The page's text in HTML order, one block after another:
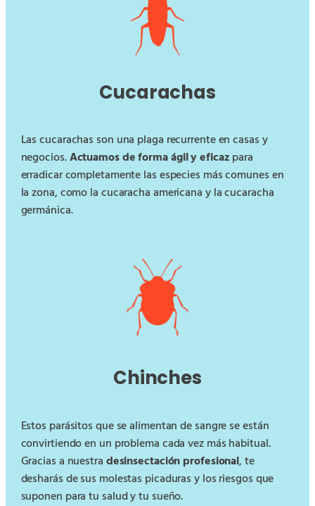
Cucarachas
Las cucarachas son una plaga recurrente en casas y
negocios.Actuamos de forma ágil y eficazpara
erradicar completamente las especies más comunes en
la zona, como la cucaracha americana y la cucaracha
germánica.
Chinches
Estos parásitos que se alimentan de sangre se están
convirtiendo en un problema cada vez más habitual.
Gracias a nuestradesinsectación profesional, te
desharás de sus molestas picaduras y los riesgos que
suponen para tu salud y tu sueño.